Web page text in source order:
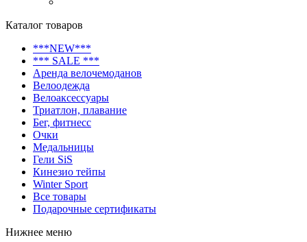
Каталог товаров
***NEW***
*** SALE ***
Аренда велочемоданов
Велоодежда
Велоаксессуары
Триатлон, плавание
Бег, фитнесс
Очки
Медальницы
Гели SiS
Кинезио тейпы
Winter Sport
Все товары
Подарочные сертификаты
Нижнее меню